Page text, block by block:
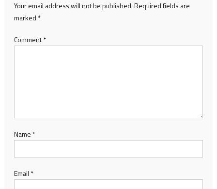
Your email address will not be published.Required fields are
marked *
Comment*
Name *
Email *